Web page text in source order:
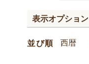
表示オプション
並び順